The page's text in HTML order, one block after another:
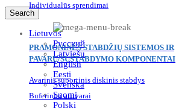
Search
Lietuvos
Русский
Latviešu
English
Eesti
Svenska
Suomi
Polski
Individualūs sprendimai
PRAMONINĖS STABDŽIŲ SISTEMOS IR
PAVARŲ/SUSTABDYMO KOMPONENTAI
Avarinis suportinis diskinis stabdys
Buferiniai atitvarai